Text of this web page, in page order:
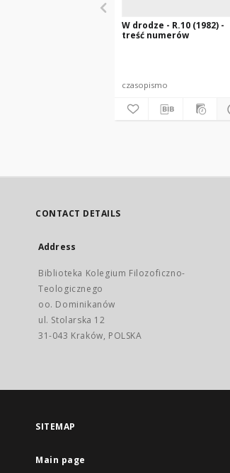
W drodze - R.10 (1982) -
treść numerów
czasopismo
CONTACT DETAILS
Address
Biblioteka Kolegium Filozoficzno-
Teologicznego
oo. Dominikanów
ul. Stolarska 12
31-043 Kraków, POLSKA
SITEMAP
Main page